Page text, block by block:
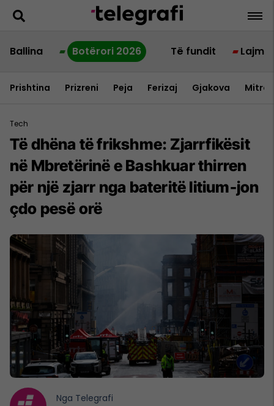
Ballina Botërori 2026 Të fundit Lajme
Prishtina Prizreni Peja Ferizaj Gjakova
Tech
Të dhëna të frikshme: Zjarrfikësit
në Mbretërinë e Bashkuar thirren
për një zjarr nga bateritë litium-jon
çdo pesë orë
Nga Telegrafi